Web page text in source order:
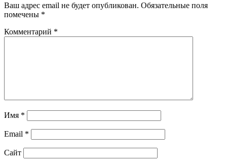
Ваш адрес email не будет опубликован. Обязательные поля
помечены *
Комментарий *
Имя *
Email *
Сайт